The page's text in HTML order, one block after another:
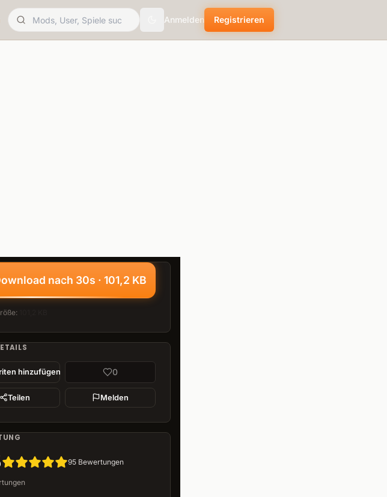
Toggle theme
Anmelden Registrieren
nach 30s · 101,2 KB
:
hinzufügen 0
Teilen Melden
95 Bewertungen